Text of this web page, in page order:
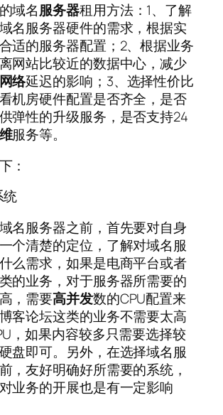
域名服务器租用方法：1、了解
名服务器硬件的需求，根据实
适的服务器配置；2、根据业务
网站比较近的数据中心，减少
络延迟的影响；3、选择性价比
机房硬件配置是否齐全，是否
弹性的升级服务，是否支持24
服务等。
：
统
名服务器之前，首先要对自身
个清楚的定位，了解对域名服
么需求，如果是电商平台或者
的业务，对于服务器所需要的
，需要高并发数的CPU配置来
客论坛这类的业务不需要太高
，如果内容较多只需要选择较
盘即可。另外，在选择域名服
，友好明确好所需要的系统，
业务的开展也是有一定影响